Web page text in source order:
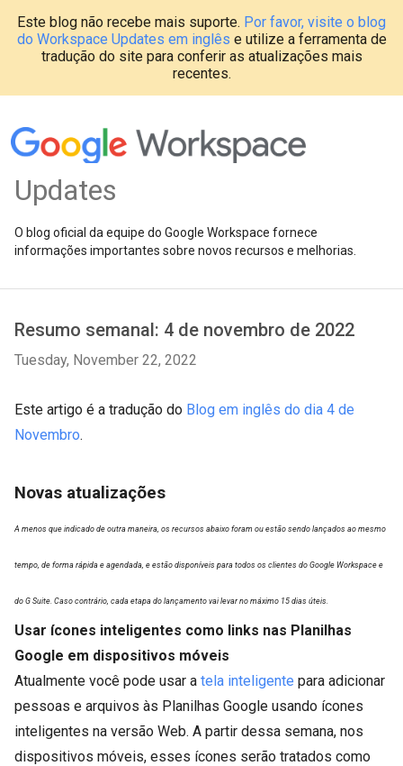
Este blog não recebe mais suporte. Por favor, visite o blog
do Workspace Updates em inglês e utilize a ferramenta de
tradução do site para conferir as atualizações mais
recentes.
Updates
O blog oficial da equipe do Google Workspace fornece
informações importantes sobre novos recursos e melhorias.
Resumo semanal: 4 de novembro de 2022
Tuesday, November 22, 2022
Este artigo é a tradução do Blog em inglês do dia 4 de
Novembro.
Novas atualizações
A menos que indicado de outra maneira, os recursos abaixo foram ou estão sendo lançados ao mesmo
tempo, de forma rápida e agendada, e estão disponíveis para todos os clientes do Google Workspace e
do G Suite. Caso contrário, cada etapa do lançamento vai levar no máximo 15 dias úteis.
Usar ícones inteligentes como links nas Planilhas
Google em dispositivos móveis
Atualmente você pode usar a tela inteligente para adicionar
pessoas e arquivos às Planilhas Google usando ícones
inteligentes na versão Web. A partir dessa semana, nos
dispositivos móveis, esses ícones serão tratados como